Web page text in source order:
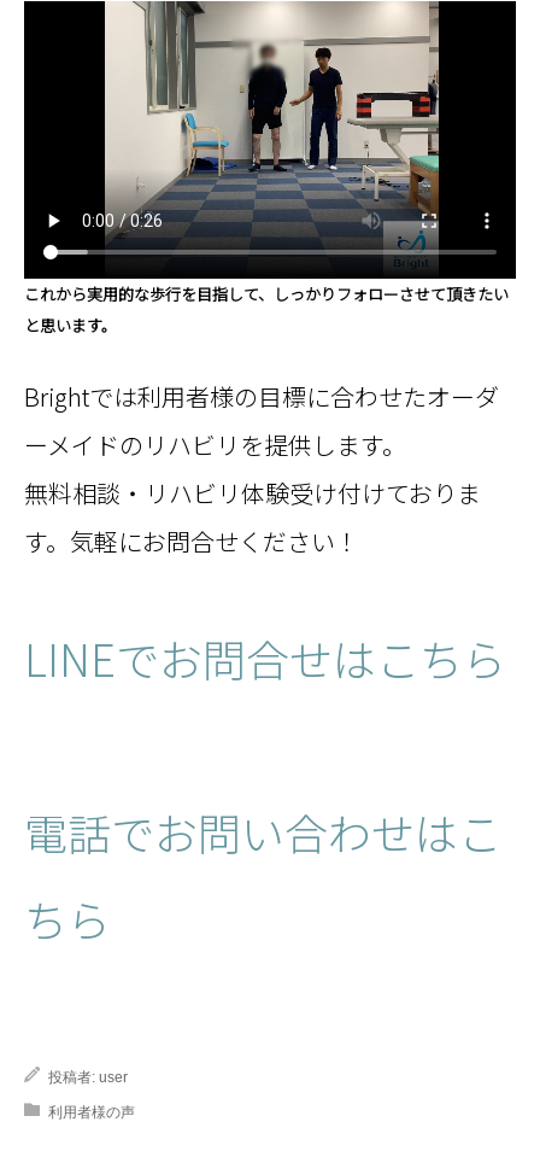
これから実用的な歩行を目指して、しっかりフォローさせて頂きたい
と思います。
Brightでは利用者様の目標に合わせたオーダ
ーメイドのリハビリを提供します。
無料相談・リハビリ体験受け付けておりま
す。気軽にお問合せください！
LINEでお問合せはこちら
電話でお問い合わせはこ
ちら
投稿者: user
利用者様の声